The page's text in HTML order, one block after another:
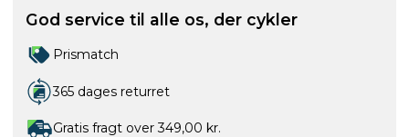
God service til alle os, der cykler
Prismatch
365 dages returret
Gratis fragt over 349,00 kr.